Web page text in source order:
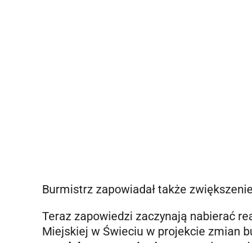
Burmistrz zapowiadał także
Teraz zapowiedzi zaczynają nabierać
Miejskiej w Świeciu w projekcie zmian